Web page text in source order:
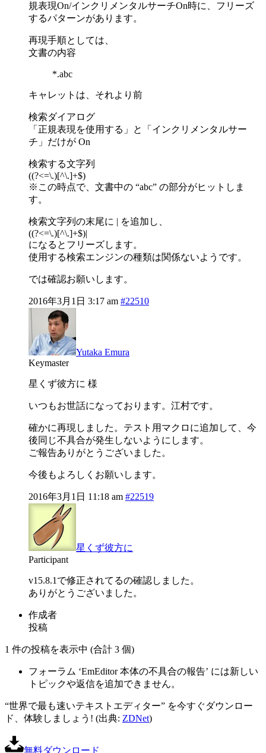
規表現On/インクリメンタルサーチOn時に、フリーズ
するパターンがあります。
再現手順としては、
文書の内容
*.abc
キャレットは、それより前
検索ダイアログ
「正規表現を使用する」と「インクリメンタルサー
チ」だけが On
検索する文字列
((?<=\.)[^\.]+$)
※この時点で、文書中の “abc” の部分がヒットしま
す。
検索文字列の末尾に | を追加し、
((?<=\.)[^\.]+$)|
になるとフリーズします。
使用する検索エンジンの種類は関係ないようです。
では確認お願いします。
2016年3月1日 3:17 am #22510
Yutaka Emura
Keymaster
星くず彼方に 様
いつもお世話になっております。江村です。
確かに再現しました。テスト用マクロに追加して、今
後同じ不具合が発生しないようにします。
ご報告ありがとうございました。
今後もよろしくお願いします。
2016年3月1日 11:18 am #22519
星くず彼方に
Participant
v15.8.1で修正されてるの確認しました。
ありがとうございました。
作成者
投稿
1 件の投稿を表示中 (合計 3 個)
フォーラム ‘EmEditor 本体の不具合の報告’ には新しい
トピックや返信を追加できません。
“世界で最も速いテキストエディター” を今すぐダウンロー
ド、体験しましょう! (出典: ZDNet)
無料ダウンロード